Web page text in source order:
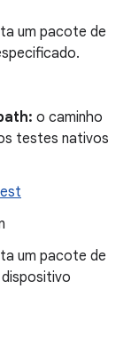
um pacote de
o caminho
testes nativos
um pacote de